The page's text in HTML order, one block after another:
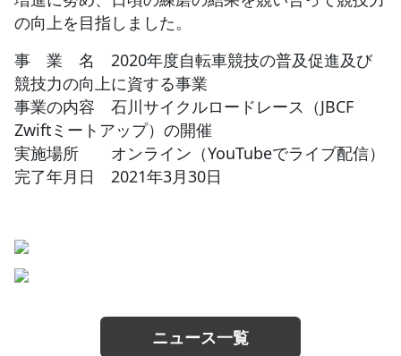
の向上を目指しました。
事 業 名 2020年度自転車競技の普及促進及び
競技力の向上に資する事業
事業の内容 石川サイクルロードレース（JBCF
Zwiftミートアップ）の開催
実施場所 オンライン（YouTubeでライブ配信）
完了年月日 2021年3月30日
ニュース一覧